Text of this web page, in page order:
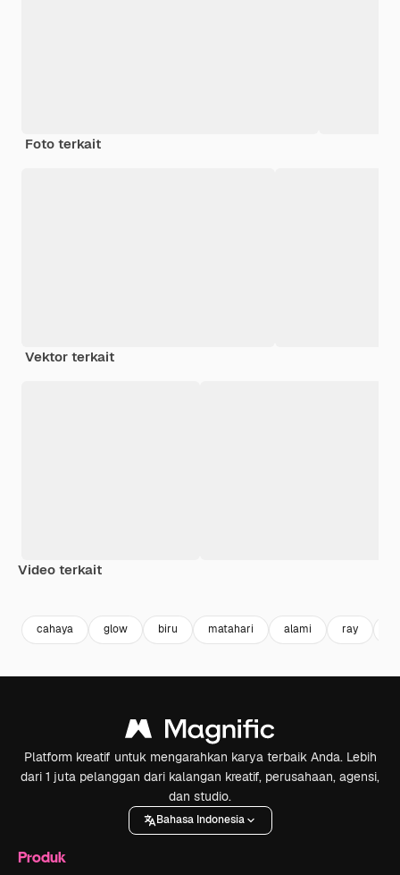
Foto terkait
Vektor terkait
Video terkait
cahaya glow biru matahari alami ray
Platform kreatif untuk mengarahkan karya terbaik Anda. Lebih
dari 1 juta pelanggan dari kalangan kreatif, perusahaan, agensi,
dan studio.
Bahasa Indonesia
Produk